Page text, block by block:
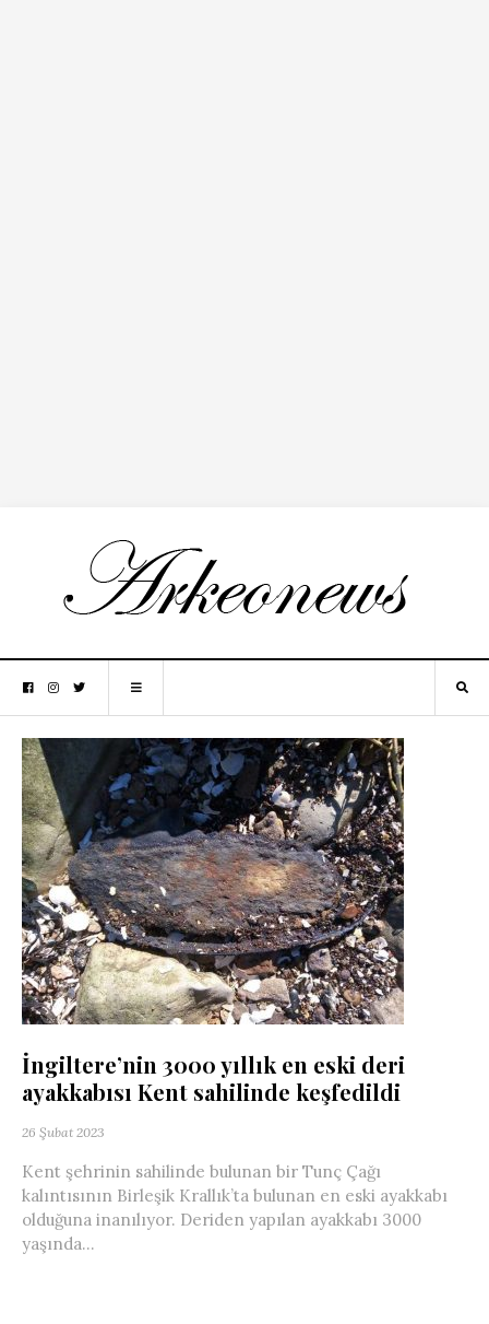
İngiltere’nin 3000 yıllık en eski deri
ayakkabısı Kent sahilinde keşfedildi
26 Şubat 2023
Kent şehrinin sahilinde bulunan bir Tunç Çağı
kalıntısının Birleşik Krallık’ta bulunan en eski ayakkabı
olduğuna inanılıyor. Deriden yapılan ayakkabı 3000
yaşında...